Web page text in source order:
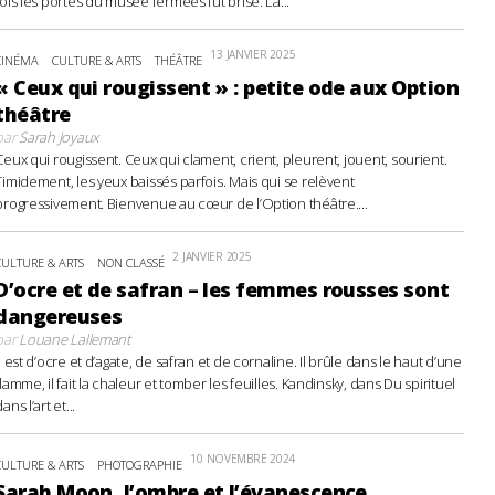
CULTURE & ARTS THÉÂTRE 13 JANVIER 2025
Ceux qui rougissent » : petite ode aux Option
Sarah Joyaux
qui rougissent. Ceux qui clament, crient, pleurent, jouent, sourient.
les yeux baissés parfois. Mais qui se relèvent
Bienvenue au cœur de l’Option théâtre....
& ARTS NON CLASSÉ 2 JANVIER 2025
et de safran – les femmes rousses sont
Louane Lallemant
est d’ocre et d’agate, de safran et de cornaline. Il brûle dans le haut d’une
il fait la chaleur et tomber les feuilles. Kandinsky, dans Du spirituel
l’art et...
& ARTS PHOTOGRAPHIE 10 NOVEMBRE 2024